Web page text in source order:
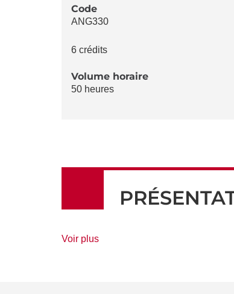
LA
Code
ANG330
6 crédits
Volume horaire
50 heures
Voir plusde